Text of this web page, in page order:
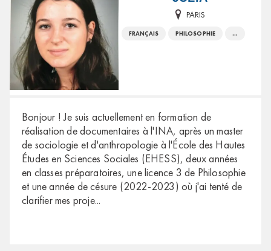
PARIS
FRANÇAIS PHILOSOPHIE ...
Bonjour ! Je suis actuellement en formation de
réalisation de documentaires à l'INA, après un master
de sociologie et d'anthropologie à l'École des Hautes
Études en Sciences Sociales (EHESS), deux années
en classes préparatoires, une licence 3 de Philosophie
et une année de césure (2022-2023) où j'ai tenté de
clarifier mes proje...